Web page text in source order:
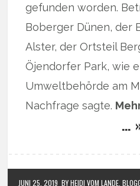
gefunden worden.
Boberger Dünen, der
Alster, der Ortsteil
Öjendorfer Park, wie
Umweltbehörde am
Nachfrage sagte.
…
JUNI 25, 2019 BY HEIDI VOM LANDE,